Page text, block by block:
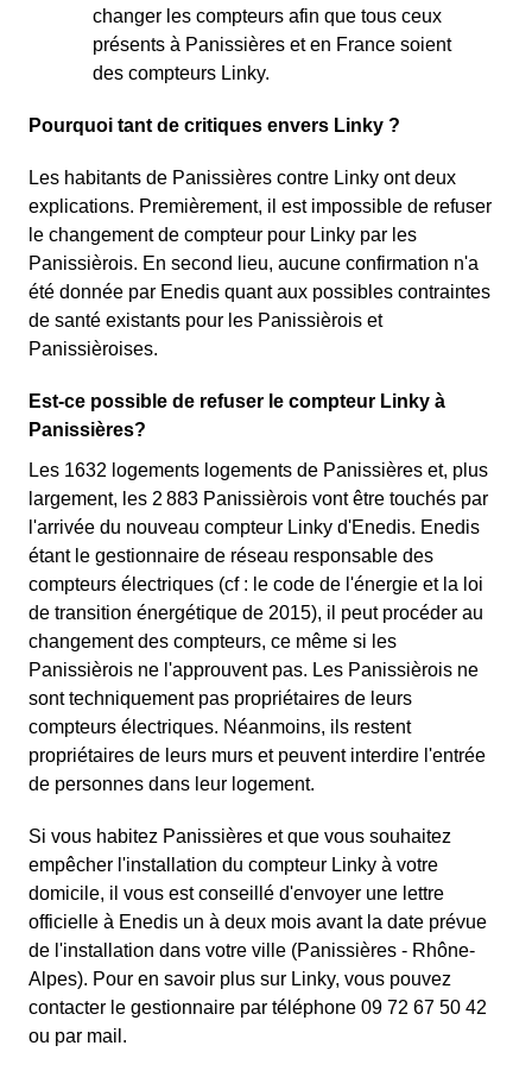
changer les compteurs afin que tous ceux
présents à Panissières et en France soient
des compteurs Linky.
Pourquoi tant de critiques envers Linky ?
Les habitants de Panissières contre Linky ont deux
explications. Premièrement, il est impossible de refuser
le changement de compteur pour Linky par les
Panissièrois. En second lieu, aucune confirmation n'a
été donnée par Enedis quant aux possibles contraintes
de santé existants pour les Panissièrois et
Panissièroises.
Est-ce possible de refuser le compteur Linky à
Panissières?
Les 1632 logements logements de Panissières et, plus
largement, les 2 883 Panissièrois vont être touchés par
l'arrivée du nouveau compteur Linky d'Enedis. Enedis
étant le gestionnaire de réseau responsable des
compteurs électriques (cf : le code de l'énergie et la loi
de transition énergétique de 2015), il peut procéder au
changement des compteurs, ce même si les
Panissièrois ne l'approuvent pas. Les Panissièrois ne
sont techniquement pas propriétaires de leurs
compteurs électriques. Néanmoins, ils restent
propriétaires de leurs murs et peuvent interdire l'entrée
de personnes dans leur logement.
Si vous habitez Panissières et que vous souhaitez
empêcher l'installation du compteur Linky à votre
domicile, il vous est conseillé d'envoyer une lettre
officielle à Enedis un à deux mois avant la date prévue
de l'installation dans votre ville (Panissières - Rhône-
Alpes). Pour en savoir plus sur Linky, vous pouvez
contacter le gestionnaire par téléphone 09 72 67 50 42
ou par mail.